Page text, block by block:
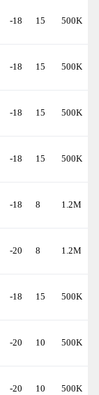
-18 15 500K
-18 15 500K
-18 15 500K
-18 15 500K
-18 8 1.2M
-20 8 1.2M
-18 15 500K
-20 10 500K
-20 10 500K